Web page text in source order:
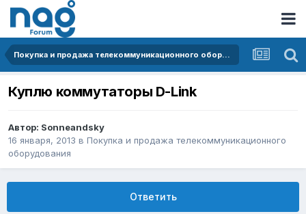
Покупка и продажа телекоммуникационного оборудования
Куплю коммутаторы D-Link
Автор: Sonneandsky
16 января, 2013 в Покупка и продажа телекоммуникационного
оборудования
Ответить